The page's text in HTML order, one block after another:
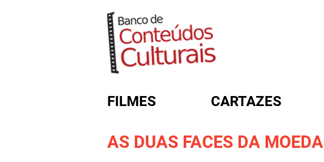
FILMES CARTAZES
AS DUAS FACES DA MOEDA